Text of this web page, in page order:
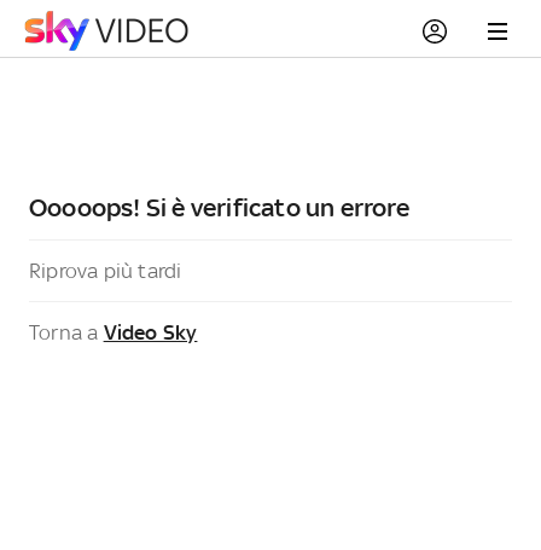
Ooooops! Si è verificato un errore
Riprova più tardi
Torna a Video Sky